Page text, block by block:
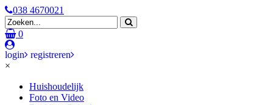
038 4670021
0
login
registreren
×
Huishoudelijk
Foto en Video